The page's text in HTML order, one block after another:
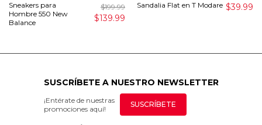
Sneakers para
Hombre 550 New
Balance
$199.99
$139.99
Sandalia Flat en T Modare $39.99
SUSCRÍBETE A NUESTRO NEWSLETTER
¡Entérate de nuestras
promociones aquí!
SUSCRÍBETE